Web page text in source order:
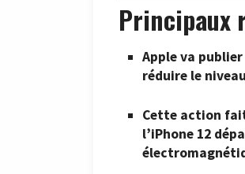
Principaux
Apple va
réduire le
Cette action
l’iPhone 12